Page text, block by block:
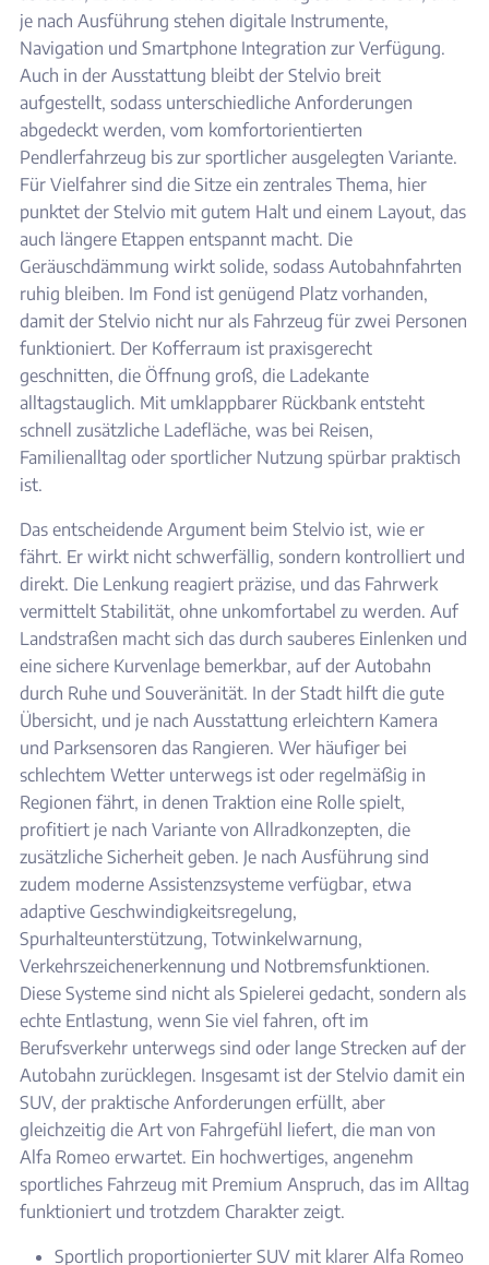
je nach Ausführung stehen digitale Instrumente,
Navigation und Smartphone Integration zur Verfügung.
Auch in der Ausstattung bleibt der Stelvio breit
aufgestellt, sodass unterschiedliche Anforderungen
abgedeckt werden, vom komfortorientierten
Pendlerfahrzeug bis zur sportlicher ausgelegten Variante.
Für Vielfahrer sind die Sitze ein zentrales Thema, hier
punktet der Stelvio mit gutem Halt und einem Layout, das
auch längere Etappen entspannt macht. Die
Geräuschdämmung wirkt solide, sodass Autobahnfahrten
ruhig bleiben. Im Fond ist genügend Platz vorhanden,
damit der Stelvio nicht nur als Fahrzeug für zwei Personen
funktioniert. Der Kofferraum ist praxisgerecht
geschnitten, die Öffnung groß, die Ladekante
alltagstauglich. Mit umklappbarer Rückbank entsteht
schnell zusätzliche Ladefläche, was bei Reisen,
Familienalltag oder sportlicher Nutzung spürbar praktisch
ist.
Das entscheidende Argument beim Stelvio ist, wie er
fährt. Er wirkt nicht schwerfällig, sondern kontrolliert und
direkt. Die Lenkung reagiert präzise, und das Fahrwerk
vermittelt Stabilität, ohne unkomfortabel zu werden. Auf
Landstraßen macht sich das durch sauberes Einlenken und
eine sichere Kurvenlage bemerkbar, auf der Autobahn
durch Ruhe und Souveränität. In der Stadt hilft die gute
Übersicht, und je nach Ausstattung erleichtern Kamera
und Parksensoren das Rangieren. Wer häufiger bei
schlechtem Wetter unterwegs ist oder regelmäßig in
Regionen fährt, in denen Traktion eine Rolle spielt,
profitiert je nach Variante von Allradkonzepten, die
zusätzliche Sicherheit geben. Je nach Ausführung sind
zudem moderne Assistenzsysteme verfügbar, etwa
adaptive Geschwindigkeitsregelung,
Spurhalteunterstützung, Totwinkelwarnung,
Verkehrszeichenerkennung und Notbremsfunktionen.
Diese Systeme sind nicht als Spielerei gedacht, sondern als
echte Entlastung, wenn Sie viel fahren, oft im
Berufsverkehr unterwegs sind oder lange Strecken auf der
Autobahn zurücklegen. Insgesamt ist der Stelvio damit ein
SUV, der praktische Anforderungen erfüllt, aber
gleichzeitig die Art von Fahrgefühl liefert, die man von
Alfa Romeo erwartet. Ein hochwertiges, angenehm
sportliches Fahrzeug mit Premium Anspruch, das im Alltag
funktioniert und trotzdem Charakter zeigt.
Sportlich proportionierter SUV mit klarer Alfa Romeo